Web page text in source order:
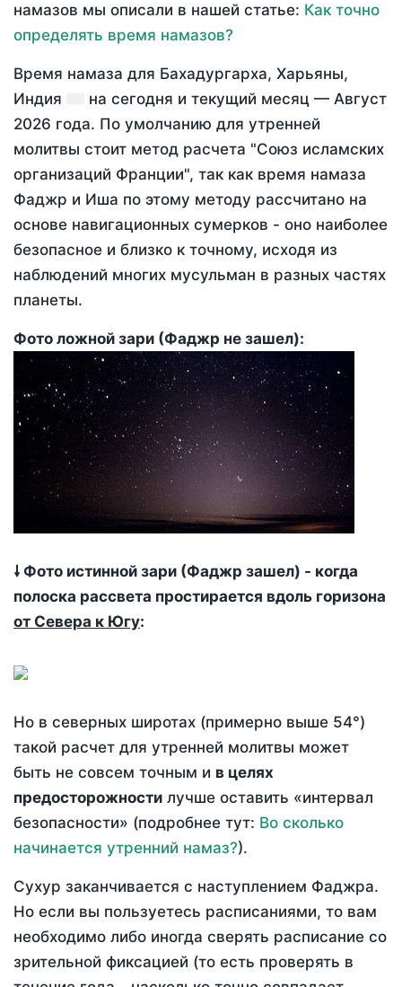
намазов мы описали в нашей статье: Как точно
определять время намазов?
Время намаза для Бахадургарха, Харьяны,
Индия
на сегодня и текущий месяц — Август
2026 года. По умолчанию для утренней
молитвы стоит метод расчета "Союз исламских
организаций Франции", так как время намаза
Фаджр и Иша по этому методу рассчитано на
основе навигационных сумерков - оно наиболее
безопасное и близко к точному, исходя из
наблюдений многих мусульман в разных частях
планеты.
Фото ложной зари (Фаджр не зашел):
🠗 Фото истинной зари (Фаджр зашел) - когда
полоска рассвета простирается вдоль горизона
от Севера к Югу:
Но в северных широтах (примерно выше 54°)
такой расчет для утренней молитвы может
быть не совсем точным и в целях
предосторожности лучше оставить «интервал
безопасности» (подробнее тут: Во сколько
начинается утренний намаз?).
Сухур заканчивается с наступлением Фаджра.
Но если вы пользуетесь расписаниями, то вам
необходимо либо иногда сверять расписание со
зрительной фиксацией (то есть проверять в